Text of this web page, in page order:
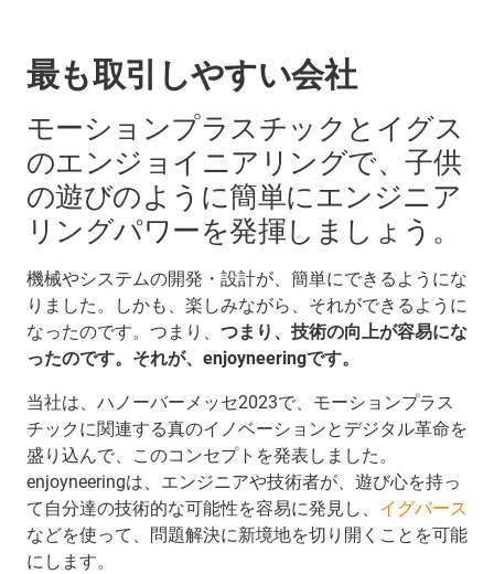
最も取引しやすい会社
モーションプラスチックとイグス
のエンジョイニアリングで、子供
の遊びのように簡単にエンジニア
リングパワーを発揮しましょう。
機械やシステムの開発・設計が、簡単にできるようにな
りました。しかも、楽しみながら、それができるように
なったのです。つまり、 つまり、技術の向上が容易にな
ったのです。それが、enjoyneeringです。
当社は、ハノーバーメッセ2023で、モーションプラス
チックに関連する真のイノベーションとデジタル革命を
盛り込んで、このコンセプトを発表しました。
enjoyneeringは、エンジニアや技術者が、遊び心を持っ
て自分達の技術的な可能性を容易に発見し、 イグバース
などを使って、問題解決に新境地を切り開くことを可能
にします。